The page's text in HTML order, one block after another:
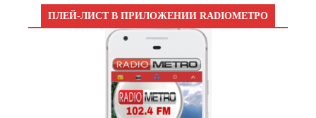
ПЛЕЙ-ЛИСТ В ПРИЛОЖЕНИИ RADIOМЕТРО